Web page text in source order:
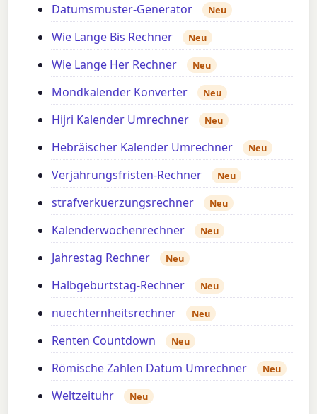
Datumsmuster-Generator Neu
Wie Lange Bis Rechner Neu
Wie Lange Her Rechner Neu
Mondkalender Konverter Neu
Hijri Kalender Umrechner Neu
Hebräischer Kalender Umrechner Neu
Verjährungsfristen-Rechner Neu
strafverkuerzungsrechner Neu
Kalenderwochenrechner Neu
Jahrestag Rechner Neu
Halbgeburtstag-Rechner Neu
nuechternheitsrechner Neu
Renten Countdown Neu
Römische Zahlen Datum Umrechner Neu
Weltzeituhr Neu